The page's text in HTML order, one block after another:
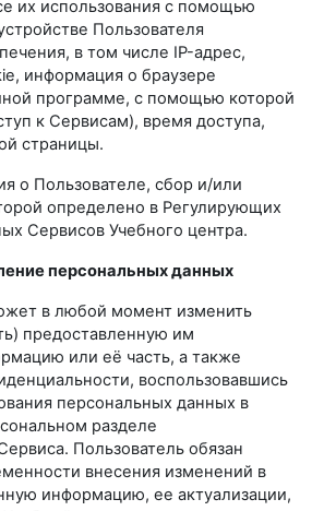
их использования с помощью
Пользователя
в том числе IP-адрес,
информация о браузере
программе, с помощью которой
к Сервисам), время доступа,
страницы.
о Пользователе, сбор и/или
определено в Регулирующих
Сервисов Учебного центра.
персональных данных
в любой момент изменить
предоставленную им
или её часть, а также
воспользовавшись
персональных данных в
разделе
Пользователь обязан
внесения изменений в
информацию, ее актуализации,